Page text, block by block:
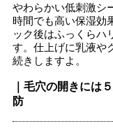
やわらかい低刺激シ
時間でも高い保湿効
ック後はふっくらハ
す。仕上げに乳液や
続きしますよ。
｜毛穴の開きには
防